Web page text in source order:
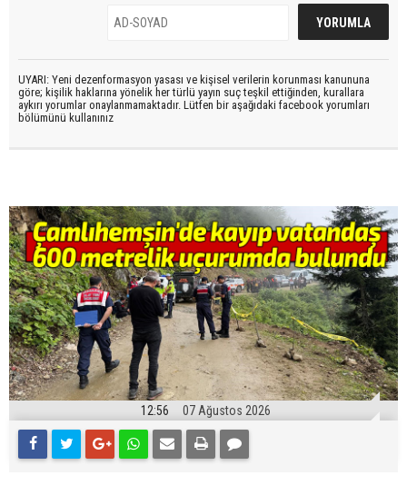
UYARI: Yeni dezenformasyon yasası ve kişisel verilerin korunması kanununa
göre; kişilik haklarına yönelik her türlü yayın suç teşkil ettiğinden, kurallara
aykırı yorumlar onaylanmamaktadır. Lütfen bir aşağıdaki facebook yorumları
bölümünü kullanınız
12:56 07 Ağustos 2026